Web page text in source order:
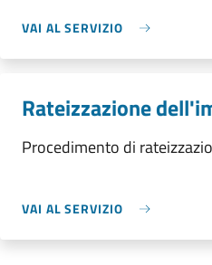
VAI AL SERVIZIO
Rateizzazione
Procedimento di
VAI AL SERVIZIO